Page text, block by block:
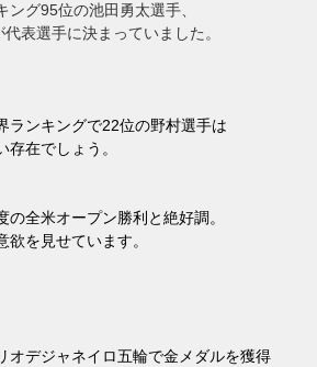
グ95位の池田勇太選手、
表選手に決まっていました。
ランキングで22位の野村選手は
存在でしょう。
全米オープン勝利と絶好調。
を見せています。
オデジャネイロ五輪で金メダルを獲得